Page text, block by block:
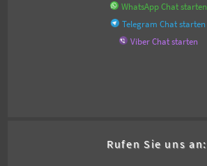
WhatsApp Chat starten
Telegram Chat starten
Viber Chat starten
Rufen Sie uns an: